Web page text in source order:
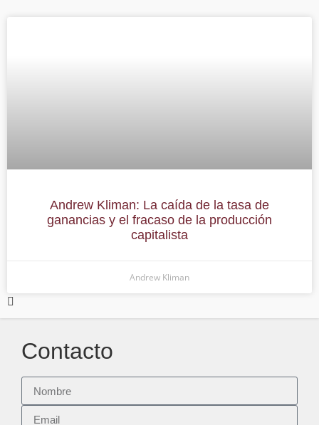
Andrew Kliman: La caída de la tasa de
ganancias y el fracaso de la producción
capitalista
Andrew Kliman
Contacto